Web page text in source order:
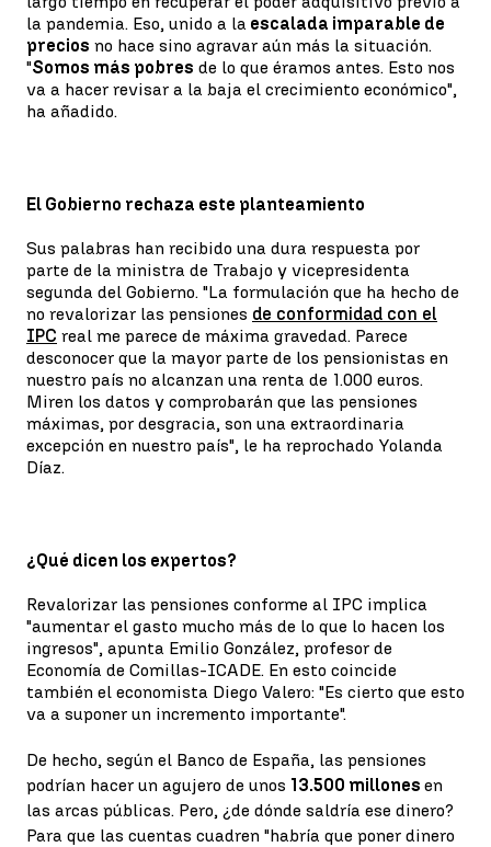
la pandemia. Eso, unido a la escalada imparable de
precios no hace sino agravar aún más la situación.
"Somos más pobres de lo que éramos antes. Esto nos
va a hacer revisar a la baja el crecimiento económico",
ha añadido.
El Gobierno rechaza este planteamiento
Sus palabras han recibido una dura respuesta por
parte de la ministra de Trabajo y vicepresidenta
segunda del Gobierno. "La formulación que ha hecho de
no revalorizar las pensiones de conformidad con el
IPC real me parece de máxima gravedad. Parece
desconocer que la mayor parte de los pensionistas en
nuestro país no alcanzan una renta de 1.000 euros.
Miren los datos y comprobarán que las pensiones
máximas, por desgracia, son una extraordinaria
excepción en nuestro país", le ha reprochado Yolanda
Díaz.
¿Qué dicen los expertos?
Revalorizar las pensiones conforme al IPC implica
"aumentar el gasto mucho más de lo que lo hacen los
ingresos", apunta Emilio González, profesor de
Economía de Comillas-ICADE. En esto coincide
también el economista Diego Valero: "Es cierto que esto
va a suponer un incremento importante".
De hecho, según el Banco de España, las pensiones
podrían hacer un agujero de unos 13.500 millones en
las arcas públicas. Pero, ¿de dónde saldría ese dinero?
Para que las cuentas cuadren "habría que poner dinero